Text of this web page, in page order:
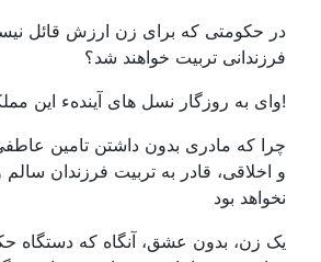
در حکومتی که برای زن ارزش قائل
فرزندانی تربیت خواهند شد؟
!وای به روزگار نسل های آیندهء این
چرا که مادری بدون داشتن تامین
و اخلاقی، قادر به تربیت فرزندان
نخواهد بود
یک زن، بدون عشق، آنگاه که دستگاه